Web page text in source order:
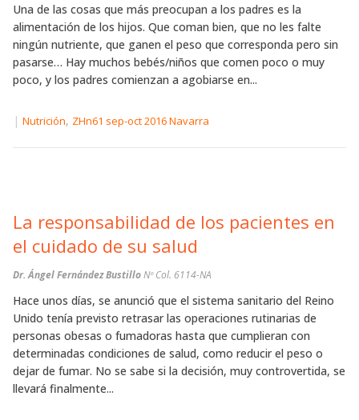
Una de las cosas que más preocupan a los padres es la
alimentación de los hijos. Que coman bien, que no les falte
ningún nutriente, que ganen el peso que corresponda pero sin
pasarse… Hay muchos bebés/niños que comen poco o muy
poco, y los padres comienzan a agobiarse en...
| Nutrición, ZHn61 sep-oct 2016 Navarra
La responsabilidad de los pacientes en
el cuidado de su salud
Dr. Ángel Fernández BustilloNº Col. 6114-NA
Hace unos días, se anunció que el sistema sanitario del Reino
Unido tenía previsto retrasar las operaciones rutinarias de
personas obesas o fumadoras hasta que cumplieran con
determinadas condiciones de salud, como reducir el peso o
dejar de fumar. No se sabe si la decisión, muy controvertida, se
llevará finalmente...